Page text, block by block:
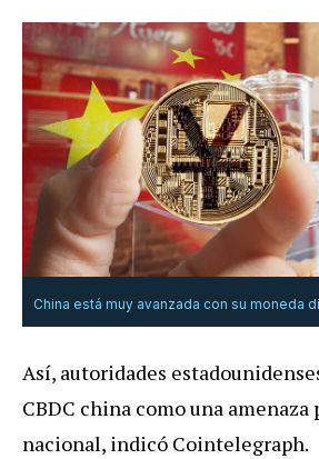
China está muy avanzada con su moneda
Así, autoridades
CBDC china como una amenaza
nacional, indicó Cointelegraph.